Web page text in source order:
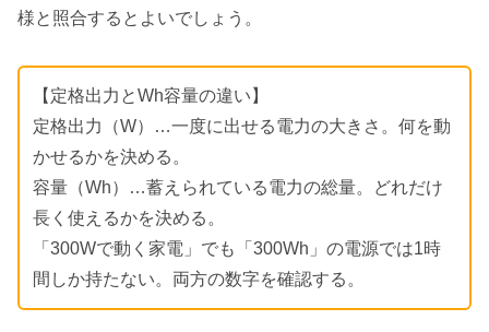
様と照合するとよいでしょう。
【定格出力とWh容量の違い】
定格出力（W）…一度に出せる電力の大きさ。何を動
かせるかを決める。
容量（Wh）…蓄えられている電力の総量。どれだけ
長く使えるかを決める。
「300Wで動く家電」でも「300Wh」の電源では1時
間しか持たない。両方の数字を確認する。